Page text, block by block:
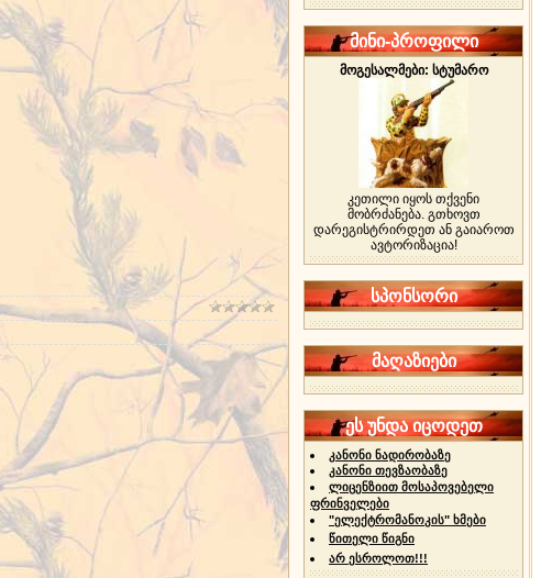
მინი-პროფილი
მოგესალმები: სტუმარო
კეთილი იყოს თქვენი
მობრძანება. გთხოვთ
დარეგისტრირდეთ ან გაიაროთ
ავტორიზაცია!
სპონსორი
მაღაზიები
ეს უნდა იცოდეთ
კანონი ნადირობაზე
კანონი თევზაობაზე
ლიცენზიით მოსაპოვებელი
ფრინველები
"ელექტრომანოკის" ხმები
წითელი წიგნი
არ ესროლოთ!!!